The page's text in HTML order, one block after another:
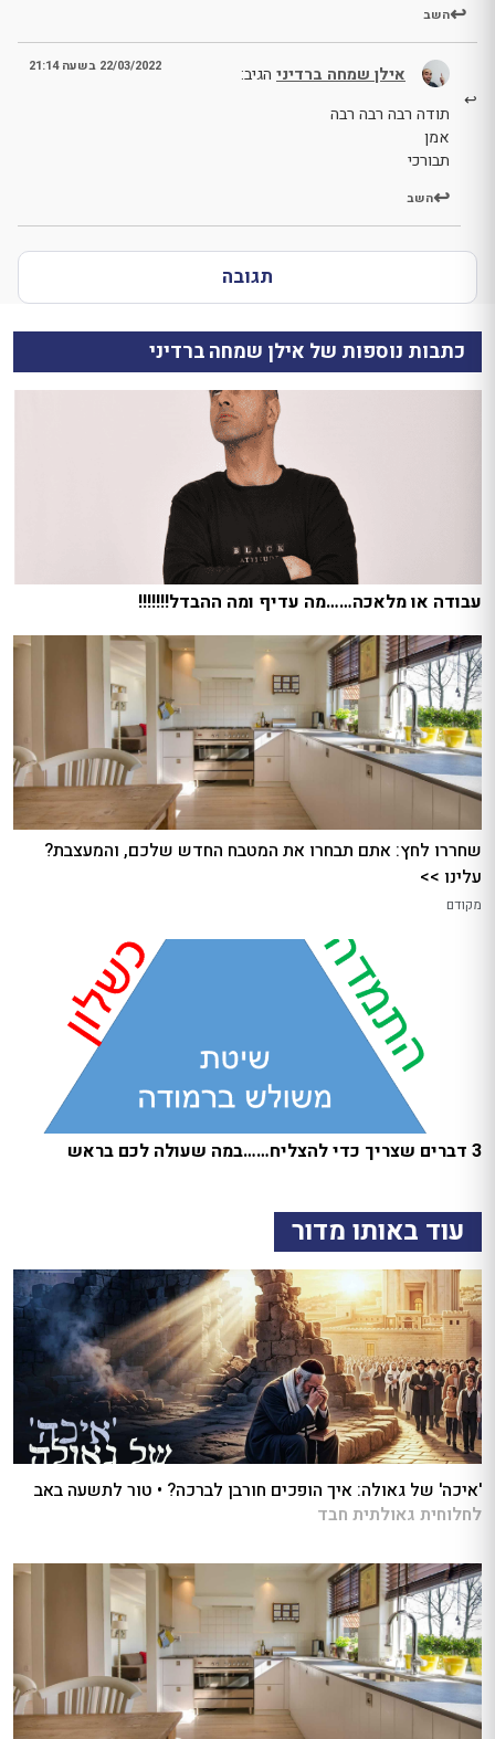
השב
אילן שמחה ברדיני הגיב: 22/03/2022 בשעה 21:14
תודה רבה רבה רבה
אמן
תבורכי
השב
תגובה
כתבות נוספות של אילן שמחה ברדיני
עבודה או מלאכה……מה עדיף ומה ההבדל!!!!!!!
שחררו לחץ: אתם תבחרו את המטבח החדש שלכם, והמעצבת?
עלינו >>
מקודם
3 דברים שצריך כדי להצליח……במה שעולה לכם בראש
עוד באותו מדור
'איכה' של גאולה: איך הופכים חורבן לברכה? • טור לתשעה באב
לחלוחית גאולתית חבד